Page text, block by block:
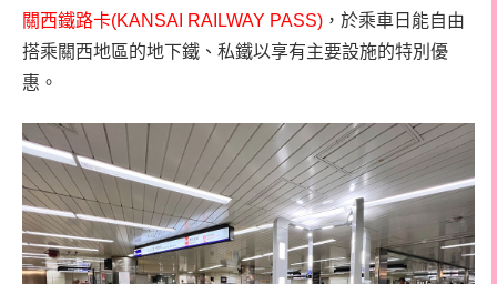
關西鐵路卡(KANSAI RAILWAY PASS) ，於乘車日能自由
搭乘關西地區的地下鐵、私鐵以享有主要設施的特別優
惠。